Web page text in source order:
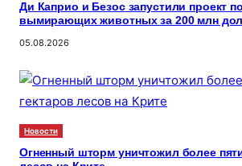
Ди Каприо и Безос запустили проект
вымирающих животных за 200 млн
05.08.2026
Новости
Огненный шторм уничтожил более